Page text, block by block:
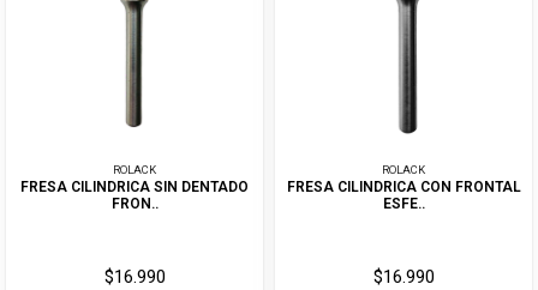
ROLACK
FRESA CILINDRICA SIN DENTADO
FRON..
$16.990
ROLACK
FRESA CILINDRICA CON FRONTAL
ESFE..
$16.990